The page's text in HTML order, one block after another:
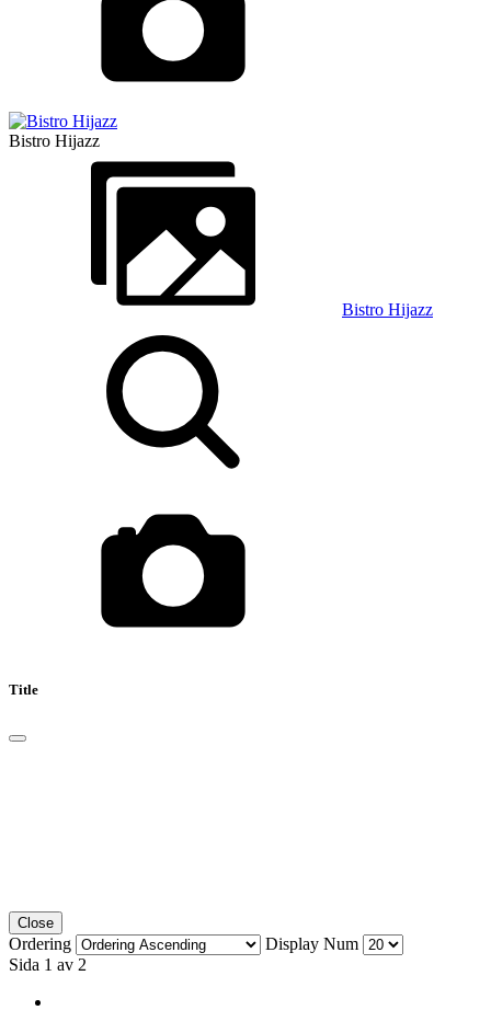
Bistro Hijazz
Bistro Hijazz
Title
Close
Ordering
Display Num
Sida 1 av 2